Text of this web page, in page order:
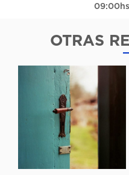
OTRAS